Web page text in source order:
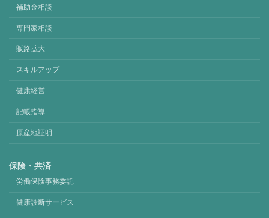
補助金相談
専門家相談
販路拡大
スキルアップ
健康経営
記帳指導
原産地証明
保険・共済
労働保険事務委託
健康診断サービス